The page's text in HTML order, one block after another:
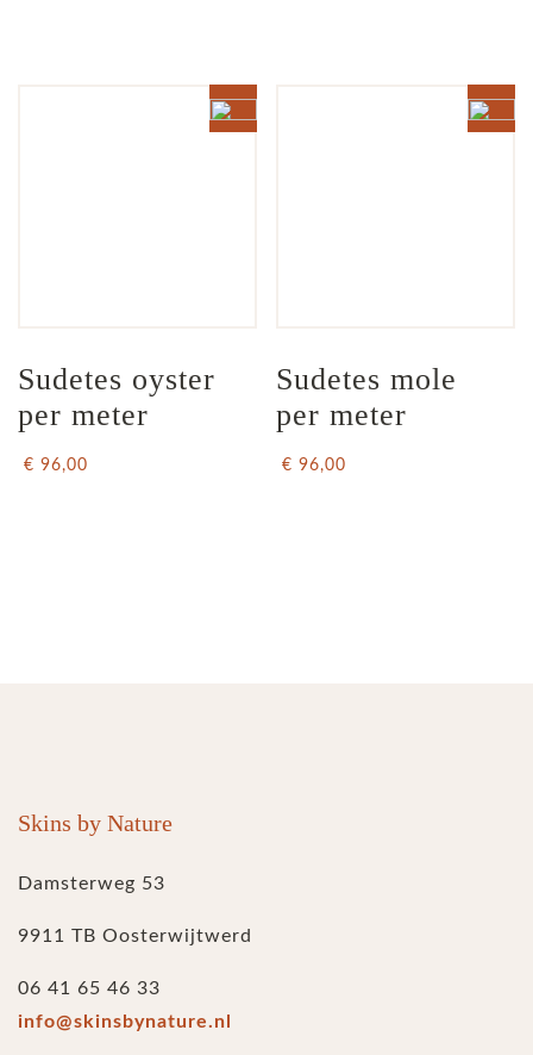
Sudetes oyster
per meter
€ 96,00
Sudetes mole
per meter
€ 96,00
Skins by Nature
Damsterweg 53
9911 TB Oosterwijtwerd
06 41 65 46 33
info@skinsbynature.nl